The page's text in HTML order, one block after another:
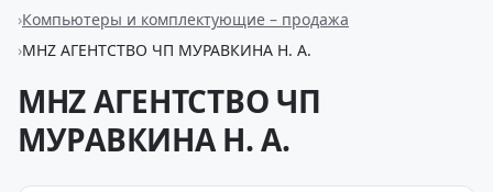
Компьютеры и комплектующие – продажа
MHZ АГЕНТСТВО ЧП МУРАВКИНА Н. А.
MHZ АГЕНТСТВО ЧП
МУРАВКИНА Н. А.